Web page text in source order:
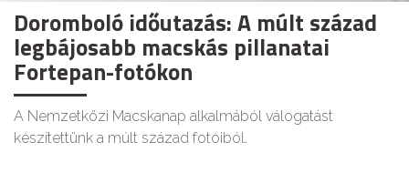
Doromboló időutazás: A múlt század
legbájosabb macskás pillanatai
Fortepan-fotókon
A Nemzetközi Macskanap alkalmából válogatást
készítettünk a múlt század fotóiból.